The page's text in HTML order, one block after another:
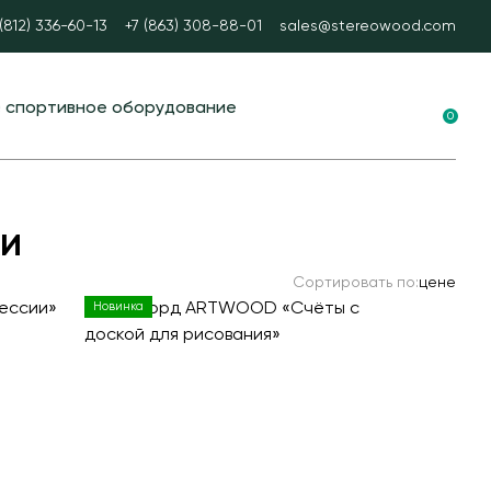
336-60-13 +7 (863) 308-88-01 sales@stereowood.com
спортивное оборудование 0
Сортировать по:цене
Новинка